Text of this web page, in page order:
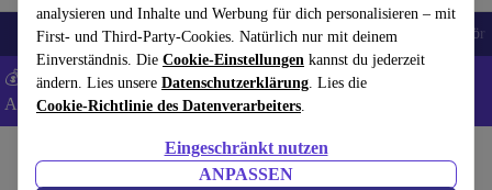
analysieren und Inhalte und Werbung für dich personalisieren – mit
First- und Third-Party-Cookies. Natürlich nur mit deinem
Einverständnis. Die Cookie-Einstellungen kannst du jederzeit
ändern. Lies unsere Datenschutzerklärung. Lies die
Cookie-Richtlinie des Datenverarbeiters.
Eingeschränkt nutzen
ANPASSEN
🎒 Back to school Handys Laptops Tablets Smartwatches Zubehör
💰 Extra -5% auf Samsung- und Google-Smartphones - Code:
ANDROID5 -AGB
Kameras Digitale Spiegelreflexkameras